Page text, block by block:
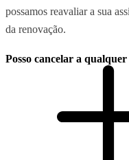
possamos reavaliar a sua
da renovação.
Posso cancelar a